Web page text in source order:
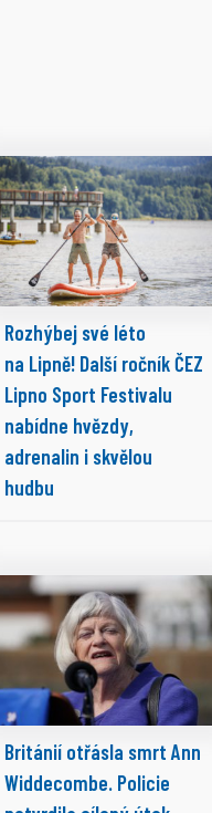
Rozhýbej své léto
na Lipně! Další ročník ČEZ
Lipno Sport Festivalu
nabídne hvězdy,
adrenalin i skvělou
hudbu
Británií otřásla smrt Ann
Widdecombe. Policie